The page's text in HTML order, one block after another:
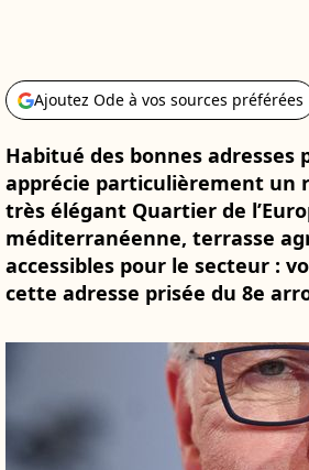
Ajoutez Ode à vos sources préférées
Habitué des bonnes
apprécie particulièrement un
très élégant Quartier de
méditerranéenne, terrasse
accessibles pour le secteur :
cette adresse prisée du 8e